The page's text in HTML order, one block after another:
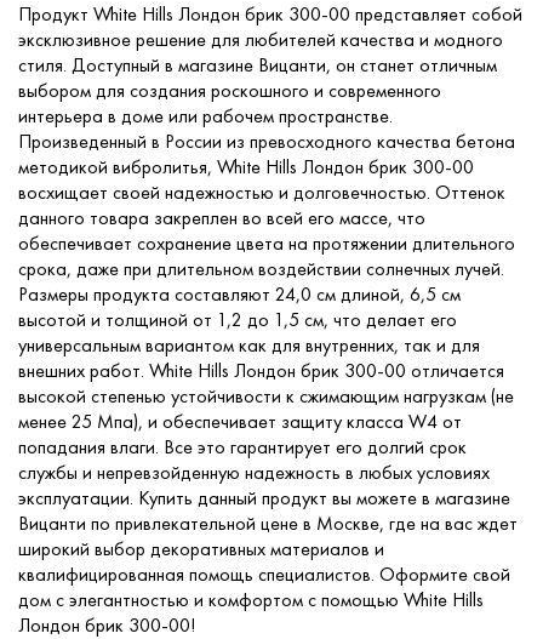
Контакты
Продукт White Hills Лондон брик 300-00 представляет собой
эксклюзивное решение для любителей качества и модного
стиля. Доступный в магазине Вицанти, он станет отличным
выбором для создания роскошного и современного
интерьера в доме или рабочем пространстве.
Произведенный в России из превосходного качества бетона
методикой вибролитья, White Hills Лондон брик 300-00
восхищает своей надежностью и долговечностью. Оттенок
данного товара закреплен во всей его массе, что
обеспечивает сохранение цвета на протяжении длительного
срока, даже при длительном воздействии солнечных лучей.
Размеры продукта составляют 24,0 см длиной, 6,5 см
высотой и толщиной от 1,2 до 1,5 см, что делает его
универсальным вариантом как для внутренних, так и для
внешних работ. White Hills Лондон брик 300-00 отличается
высокой степенью устойчивости к сжимающим нагрузкам (не
менее 25 Мпа), и обеспечивает защиту класса W4 от
попадания влаги. Все это гарантирует его долгий срок
службы и непревзойденную надежность в любых условиях
эксплуатации. Купить данный продукт вы можете в магазине
Вицанти по привлекательной цене в Москве, где на вас ждет
широкий выбор декоративных материалов и
квалифицированная помощь специалистов. Оформите свой
дом с элегантностью и комфортом с помощью White Hills
Лондон брик 300-00!